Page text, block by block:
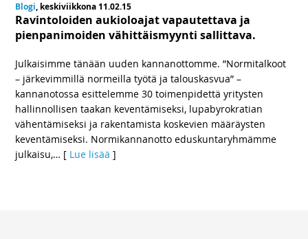
Blogi, keskiviikkona 11.02.15
Ravintoloiden aukioloajat vapautettava ja
pienpanimoiden vähittäismyynti sallittava.
Julkaisimme tänään uuden kannanottomme. ”Normitalkoot
– järkevimmillä normeilla työtä ja talouskasvua” –
kannanotossa esittelemme 30 toimenpidettä yritysten
hallinnollisen taakan keventämiseksi, lupabyrokratian
vähentämiseksi ja rakentamista koskevien määräysten
keventämiseksi. Normikannanotto eduskuntaryhmämme
julkaisu,… [ Lue lisää ]